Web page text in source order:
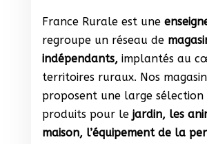
France Rurale est une
regroupe un réseau de
indépendants, implantés au
territoires ruraux. Nos
proposent une large sélection
produits pour le jardin, les
maison, l’équipement de la